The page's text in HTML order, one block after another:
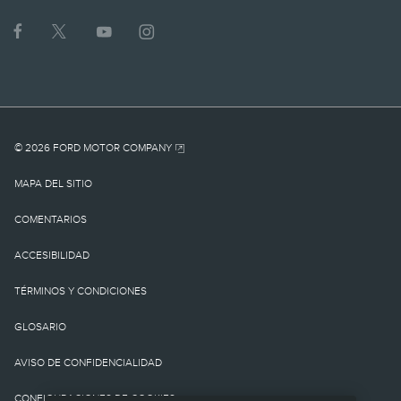
1.
cargo por
destino/entrega como
tampoco cargos o
impuestos
gubernamentales ni
cargos por
financiamiento, cargo de
procesamiento de la
© 2026 FORD MOTOR COMPANY
MAPA DEL SITIO
COMENTARIOS
ACCESIBILIDAD
TÉRMINOS Y CONDICIONES
GLOSARIO
AVISO DE CONFIDENCIALIDAD
CONFIGURACIONES DE COOKIES